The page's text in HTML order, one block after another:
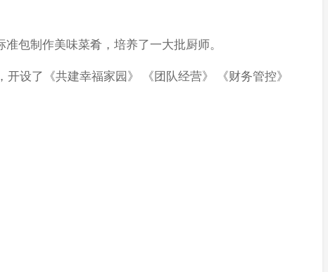
包制作美味菜肴，培养了一大批厨师。
设了《共建幸福家园》 《团队经营》 《财务管控》